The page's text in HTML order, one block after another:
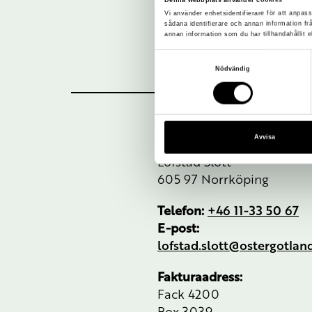
Vi använder enhetsidentifierare för att
sådana identifierare och annan information
annan information som du har tillhandahållit
Nödvändig
Avvisa
Löfstad Slott
605 97 Norrköping
Telefon: +46 11-33 50 67
E-post:
Fakturaadress:
Fack 4200